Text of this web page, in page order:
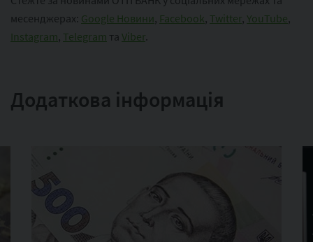
месенджерах: Google Новини, Facebook, Twitter, YouTube,
Instagram, Telegram та Viber
Додаткова інформація